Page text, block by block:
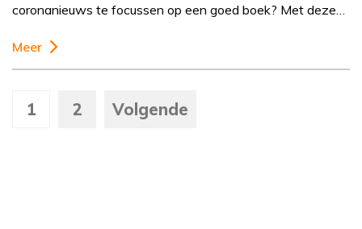
coronanieuws te focussen op een goed boek? Met deze…
Meer
1 2 Volgende